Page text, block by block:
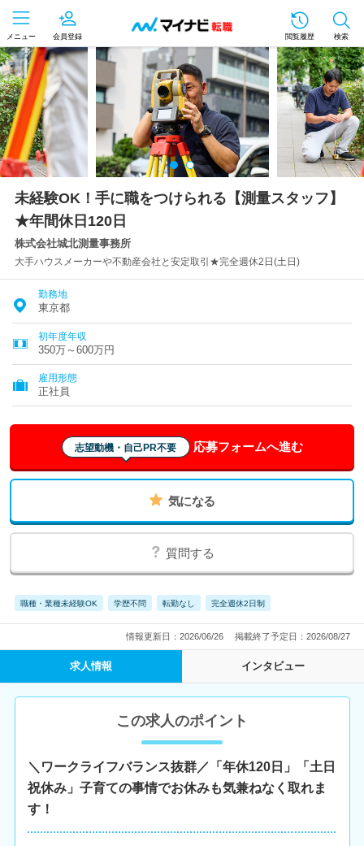
メニュー 会員登録 閲覧履歴 検索
未経験OK！手に職をつけられる【測量スタッフ】
★年間休日120日
株式会社城北測量事務所
大手ハウスメーカーや不動産会社と安定取引★完全週休2日(土日)
勤務地
東京都
初年度年収
350万～600万円
雇用形態
正社員
志望動機・自己PR不要 応募フォームへ進む
気になる
質問する
職種・業種未経験OK 学歴不問 転勤なし 完全週休2日制
情報更新日：2026/06/26 掲載終了予定日：2026/08/27
求人情報 インタビュー
この求人のポイント
＼ワークライフバランス抜群／「年休120日」「土日
祝休み」子育ての事情でお休みも気兼ねなく取れま
す！